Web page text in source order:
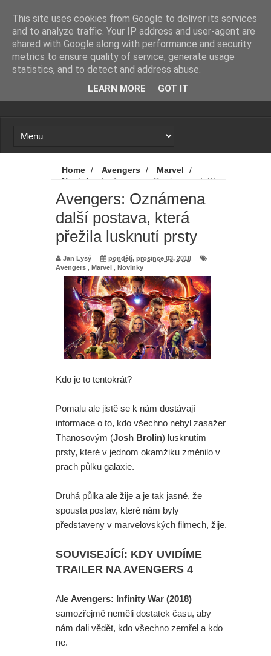
Loading...
Home / Avengers / Marvel
/
Novinky
/
Avengers: Oznámena další
postava, která přežila lusknutí prsty
Avengers: Oznámena
další postava, která
přežila lusknutí prsty
Jan Lysý
pondělí, prosince 03, 2018
Avengers
Marvel Novinky
Kdo je to tentokrát?
Pomalu ale jistě se k nám dostávají
informace o to, kdo všechno nebyl zasažen
Thanosovým (Josh Brolin) lusknutím
prsty, které v jednom okamžiku změnilo v
prach půlku galaxie.
Druhá půlka ale žije a je tak jasné, že
spousta postav, které nám byly
představeny v marvelovských filmech, žije.
SOUVISEJÍCÍ: KDY UVIDÍME
TRAILER NA AVENGERS 4
Ale Avengers: Infinity War (2018)
samozřejmě neměli dostatek času, aby
nám dali vědět, kdo všechno zemřel a kdo
ne.
This site uses cookies from Google to deliver its services
and to analyze traffic. Your IP address and user-agent are
shared with Google along with performance and security
metrics to ensure quality of service, generate usage
statistics, and to detect and address abuse.
LEARN MORE GOT IT